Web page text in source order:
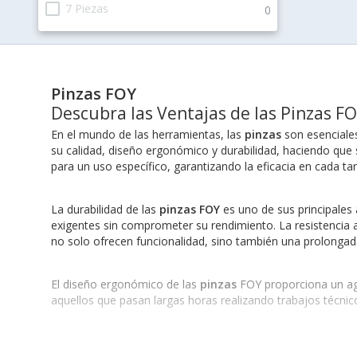
check_box_outline_blank 7 Piezas 0
Pinzas FOY
Descubra las Ventajas de las Pinzas
En el mundo de las herramientas, las pinzasson
su calidad, diseño ergonómico y durabilidad, haciendo
para un uso específico, garantizando la eficacia en cada
La durabilidad de las pinzas FOYes uno de sus principales
exigentes sin comprometer su rendimiento. La
no solo ofrecen funcionalidad, sino también una
El diseño ergonómico de las pinzasFOY proporciona un
aquellos que pasan largas horas realizando trabajos